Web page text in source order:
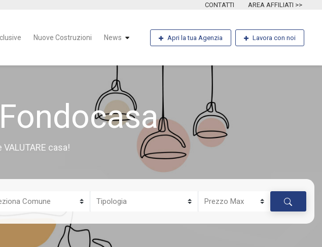
CONTATTI AREA AFFILIATI >>
Nuove Costruzioni News Apri la tua Agenzia Lavora con noi
Fondocasa
VALUTARE casa!